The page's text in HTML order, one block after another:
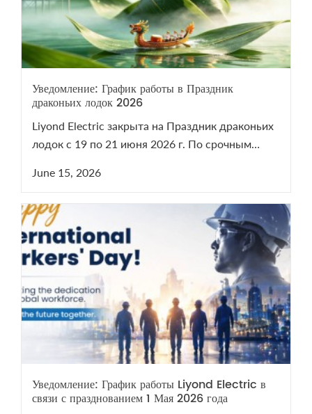
Уведомление: График работы в Праздник
драконьих лодок 2026
Liyond Electric закрыта на Праздник драконьих
лодок с 19 по 21 июня 2026 г. По срочным
June 15, 2026
Уведомление: График работы Liyond Electric в
связи с празднованием 1 Мая 2026 года